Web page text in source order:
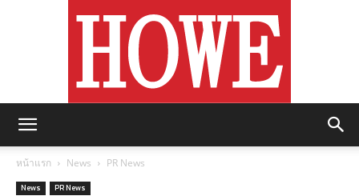
หน้าแรก News PR News
News PR News